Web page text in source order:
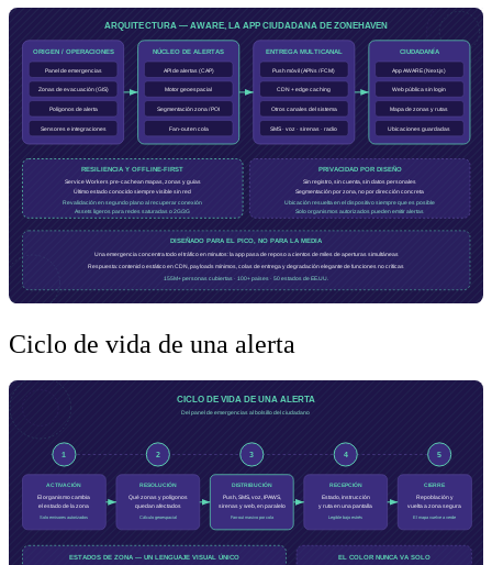
Ciclo de vida de una alerta